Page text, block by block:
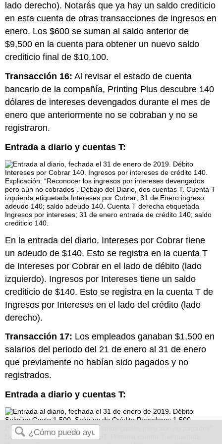
lado derecho). Notarás que ya hay un saldo crediticio
en esta cuenta de otras transacciones de ingresos en
enero. Los $600 se suman al saldo anterior de
$9,500 en la cuenta para obtener un nuevo saldo
crediticio final de $10,100.
Transacción 16: Al revisar el estado de cuenta
bancario de la compañía, Printing Plus descubre 140
dólares de intereses devengados durante el mes de
enero que anteriormente no se cobraban y no se
registraron.
Entrada a diario y cuentas T:
En la entrada del diario, Intereses por Cobrar tiene
un adeudo de $140. Esto se registra en la cuenta T
de Intereses por Cobrar en el lado de débito (lado
izquierdo). Ingresos por Intereses tiene un saldo
crediticio de $140. Esto se registra en la cuenta T de
Ingresos por Intereses en el lado del crédito (lado
derecho).
Transacción 17: Los empleados ganaban $1,500 en
salarios del periodo del 21 de enero al 31 de enero
que previamente no habían sido pagados y no
registrados.
Entrada a diario y cuentas T: